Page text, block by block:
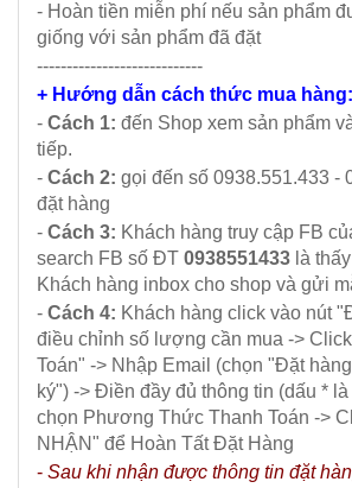
- Hoàn tiền miễn phí nếu sản phẩm
giống với sản phẩm đã đặt
----------------------------
+ Hướng dẫn cách thức mua hàng:
- Cách 1: đến Shop xem sản phẩm
tiếp.
- Cách 2: gọi đến số 0938.551.433 -
đặt hàng
- Cách 3: Khách hàng truy cập FB
search FB số ĐT 0938551433 là
Khách hàng inbox cho shop và gửi
- Cách 4: Khách hàng click vào nút
điều chỉnh số lượng cần mua ->
Toán" -> Nhập Email (chọn "Đặt
ký") -> Điền đầy đủ thông tin (dấu *
chọn Phương Thức Thanh Toán ->
NHẬN" để Hoàn Tất Đặt Hàng
- Sau khi nhận được thông tin đặt